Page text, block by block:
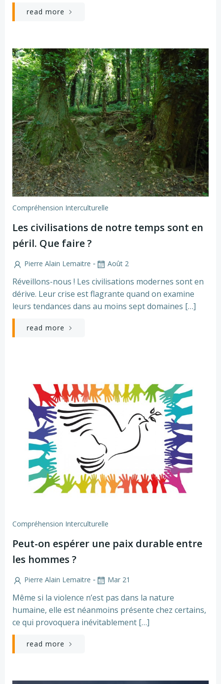
read more
Compréhension Interculturelle
Les civilisations de notre temps sont en
péril. Que faire ?
Pierre Alain Lemaitre - Août 2
Réveillons-nous ! Les civilisations modernes sont en
dérive. Leur crise est flagrante quand on examine
leurs tendances dans au moins sept domaines […]
read more
Compréhension Interculturelle
Peut-on espérer une paix durable entre
les hommes ?
Pierre Alain Lemaitre - Mar 21
Même si la violence n’est pas dans la nature
humaine, elle est néanmoins présente chez certains,
ce qui provoquera inévitablement […]
read more